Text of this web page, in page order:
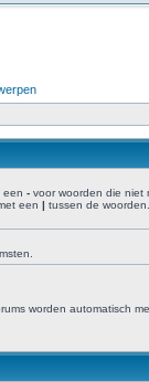
een - voor woorden die niet
een | tussen de
worden automatisch